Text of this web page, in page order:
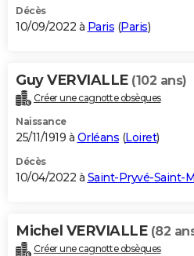
Décès
10/09/2022 à Paris (Paris)
Guy VERVIALLE (102 ans)
Créer une cagnotte obsèques
Naissance
25/11/1919 à Orléans (Loiret)
Décès
10/04/2022 à Saint-Pryvé-Saint-
Michel VERVIALLE (82
Créer une cagnotte obsèques